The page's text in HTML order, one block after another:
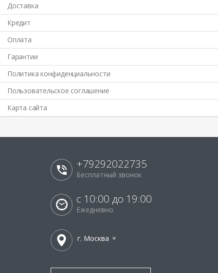
Доставка
Кредит
Оплата
Гарантии
Политика конфиденциальности
Пользовательское соглашение
Карта сайта
+79292022735
Бесплатный звонок
с 10:00 до 19:00
Ежедневно
г. Москва